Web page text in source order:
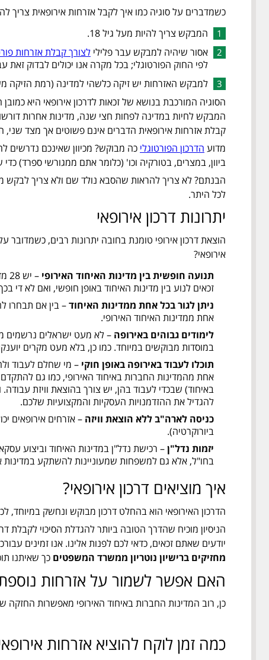
כשמדברים על סוגיה כמו איך לקבל אזרחות אירופאית צריך
המבקש צריך להיות מעל גיל 18.
אסור שיהיה למבקש עבר פלילי לצורך קבלת אזרחות
לפי החוק הפורטוגלי; בכל מקרה אנו יכולים לבדוק
למבקש האזרחות יש זיקה כלשהי למדינה (רמת הזיקה
הסוגיה המורכבת בנושא של זכאות לדרכון אירופאי היא
המבקש לחיות במדינה לפחות חצי שנה, מדינות אחרות
קבלת אזרחות אירופאית הדברים אינם פשוטים אך מצד שני,
מדוע הדרכון הפורטוגלי כה מבוקש? מכיוון שאינכם נדרשים
ביוון, במצרים, בטורקיה וכו' (כלומר אתם ממגורשי ספרד) כדי
הבנתם? לא צריך להראות שהסבא נולד שם ולא צריך לבקש
לכל היתר.
יתרונות דרכון אירופאי
הוצאת דרכון אירופי טומנת בחובה יתרונות רבים,
אירופאי?
תנועה חופשית בין מדינות האיחוד האירופי
–
זכאים לנוע בין מדינות האיחוד באופן חופשי, ואם לא די
ניתן לגור בכל אחת ממדינות האיחוד– בין אם תבחרו
אחת ממדינות האיחוד האירופי.
לימודים גבוהים באירופה – לא מעט ישראלים נרשמים
במוסדות מבוקשים במיוחד. כמו כן, בלא מעט מקרים
תוכלו לעבוד באירופה באופן חוקי – מי שחלם לעבוד
אחת מהמדינות החברות באיחוד האירופי, כמו גם
באיחוד) שבכדי לעבוד בהן, יש צורך בהוצאת וויזת
להגדיל את ההזדמנויות העסקיות והמקצועיות שלכם.
כניסה לארה"ב ללא הוצאת וויזה – אזרחים אירופאים
ביורוקרטיה).
יזמות נדל"ן– רכישת נדל"ן במדינות האיחוד וביצוע
בחו"ל, אלא גם למשפחות שמעוניינות להשתקע במדינות
איך מוציאים דרכון אירופאי?
הדרכון האירופאי הוא בהחלט דרכון מבוקש ונחשק במיוחד,
הניסיון מוכיח שהדרך הטובה ביותר להגדלת הסיכוי לקבלת
יודעים שאתם זכאים, כדאי לכם לפנות אלינו. אנו זמינים עבורכם תמיד במספר: 077-5135141 ואנחנו מגיעים עם
מחזיקים ברישיון נוטריון ממשרד המשפטים כך שאיתנו
האם אפשר לשמור על אזרחות
כן, רוב המדינות החברות באיחוד האירופי מאפשרות החזקה
כמה זמן לוקח להוציא אזרחות